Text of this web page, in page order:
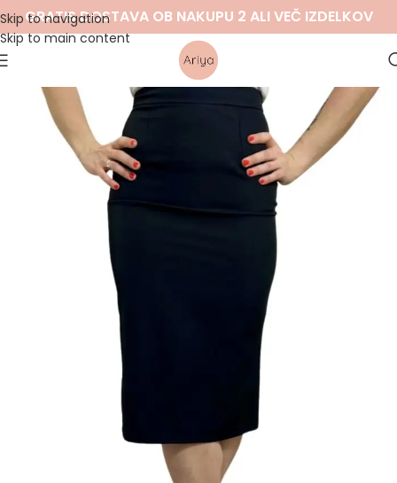
Skip to navigation
Skip to main content
GRATIS DOSTAVA OB NAKUPU 2 ALI VEČ IZDELKOV